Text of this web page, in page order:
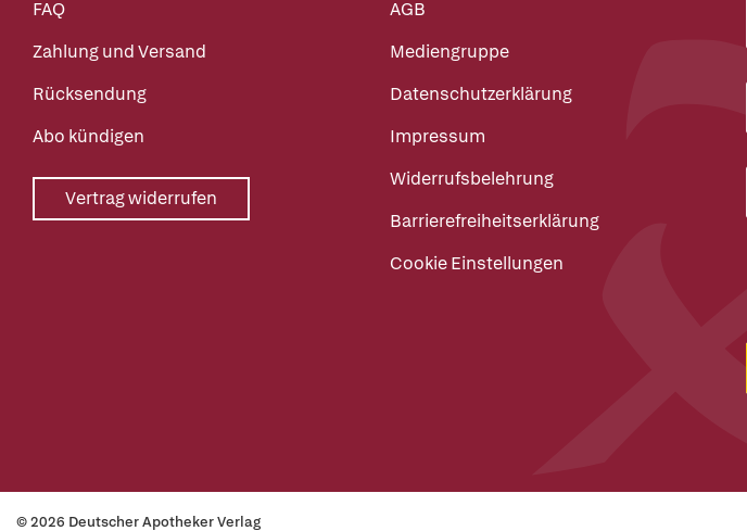
FAQ
Zahlung und Versand
Rücksendung
Abo kündigen
Vertrag widerrufen
AGB
Mediengruppe
Datenschutzerklärung
Impressum
Widerrufsbelehrung
Barrierefreiheitserklärung
Cookie Einstellungen
© 2026 Deutscher Apotheker Verlag